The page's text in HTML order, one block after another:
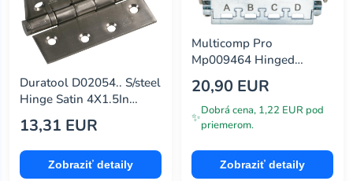
nvent hoffman(1)
nvent schroff
panduit(1)
rf solutions(3)
Duratool D02054.. S/steel
Hinge Satin 4X1.5In
Grade13 Ce
13,31 EUR
Zobraziť detaily
Multicomp Pro
Mp009464 Hinged
Frame, Size 16B
20,90 EUR
✨Dobrá cena, 1,22 EUR pod
priemerom.
Zobraziť detaily